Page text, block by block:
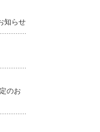
知らせ
のお